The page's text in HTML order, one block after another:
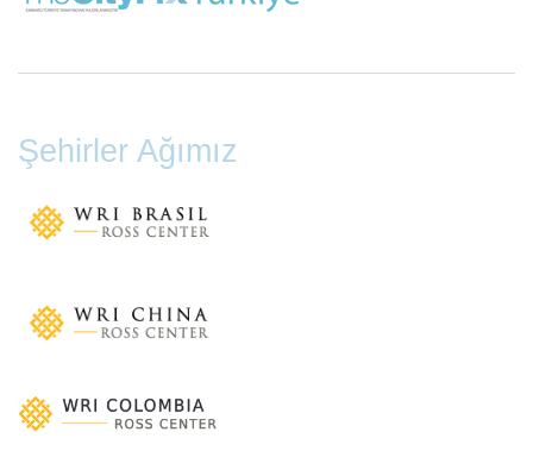
Şehirler Ağımız